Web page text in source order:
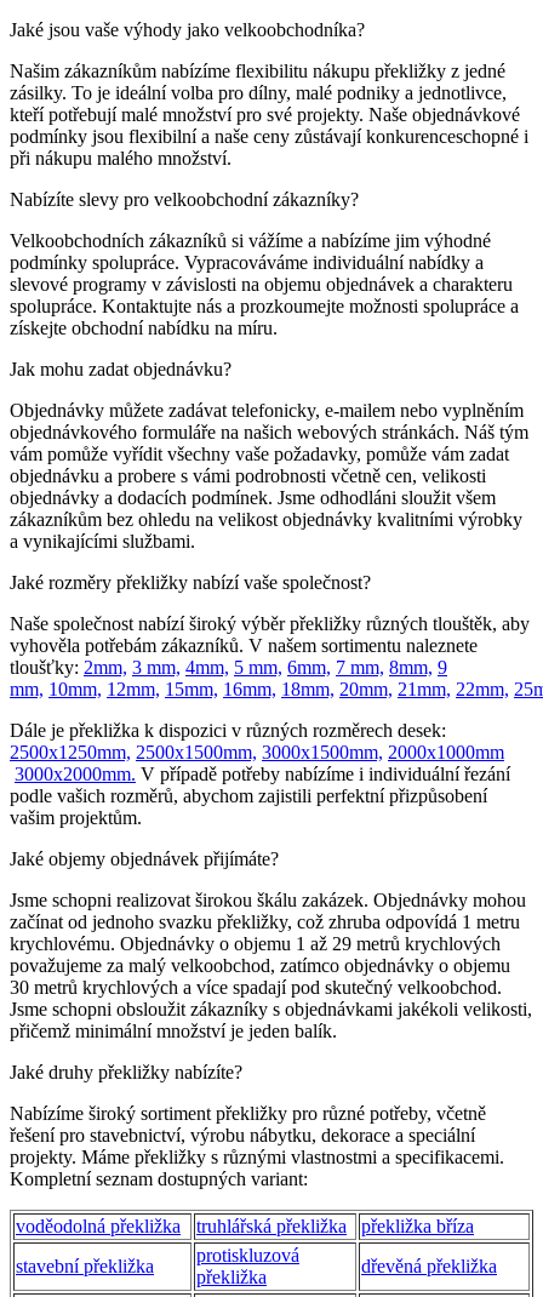
Jaké jsou vaše výhody jako velkoobchodníka?
Našim zákazníkům nabízíme flexibilitu nákupu překližky z jedné
zásilky. To je ideální volba pro dílny, malé podniky a jednotlivce,
kteří potřebují malé množství pro své projekty. Naše objednávkové
podmínky jsou flexibilní a naše ceny zůstávají konkurenceschopné i
při nákupu malého množství.
Nabízíte slevy pro velkoobchodní zákazníky?
Velkoobchodních zákazníků si vážíme a nabízíme jim výhodné
podmínky spolupráce. Vypracováváme individuální nabídky a
slevové programy v závislosti na objemu objednávek a charakteru
spolupráce. Kontaktujte nás a prozkoumejte možnosti spolupráce a
získejte obchodní nabídku na míru.
Jak mohu zadat objednávku?
Objednávky můžete zadávat telefonicky, e-mailem nebo vyplněním
objednávkového formuláře na našich webových stránkách. Náš tým
vám pomůže vyřídit všechny vaše požadavky, pomůže vám zadat
objednávku a probere s vámi podrobnosti včetně cen, velikosti
objednávky a dodacích podmínek. Jsme odhodláni sloužit všem
zákazníkům bez ohledu na velikost objednávky kvalitními výrobky
a vynikajícími službami.
Jaké rozměry překližky nabízí vaše společnost?
Naše společnost nabízí široký výběr překližky různých tlouštěk, aby
vyhověla potřebám zákazníků. V našem sortimentu naleznete
tloušťky: 2mm, 3 mm, 4mm, 5 mm, 6mm, 7 mm, 8mm, 9
mm, 10mm, 12mm, 15mm, 16mm, 18mm, 20mm, 21mm, 22mm,
Dále je překližka k dispozici v různých rozměrech desek:
2500x1250mm, 2500x1500mm, 3000x1500mm, 2000x1000mm
3000x2000mm. V případě potřeby nabízíme i individuální řezání
podle vašich rozměrů, abychom zajistili perfektní přizpůsobení
vašim projektům.
Jaké objemy objednávek přijímáte?
Jsme schopni realizovat širokou škálu zakázek. Objednávky mohou
začínat od jednoho svazku překližky, což zhruba odpovídá 1 metru
krychlovému. Objednávky o objemu 1 až 29 metrů krychlových
považujeme za malý velkoobchod, zatímco objednávky o objemu
30 metrů krychlových a více spadají pod skutečný velkoobchod.
Jsme schopni obsloužit zákazníky s objednávkami jakékoli velikosti,
přičemž minimální množství je jeden balík.
Jaké druhy překližky nabízíte?
Nabízíme široký sortiment překližky pro různé potřeby, včetně
řešení pro stavebnictví, výrobu nábytku, dekorace a speciální
projekty. Máme překližky s různými vlastnostmi a specifikacemi.
Kompletní seznam dostupných variant:
voděodolná překližka truhlářská překližka
překližka bříza
stavební překližka
protiskluzová
překližka
dřevěná překližka